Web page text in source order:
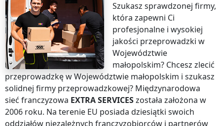
Szukasz sprawdzonej firmy,
która zapewni Ci
profesjonalne i wysokiej
jakości przeprowadzki w
Województwie
małopolskim? Chcesz zlecić
przeprowadzkęw Województwie małopolskim i szukasz
solidnej firmy przeprowadzkowej? Międzynarodowa
sieć franczyzowa EXTRA SERVICESzostała założona w
2006 roku. Na terenie EU posiada dziesiątki swoich
oddziałów niezależnych franczyzobiorców i partnerów